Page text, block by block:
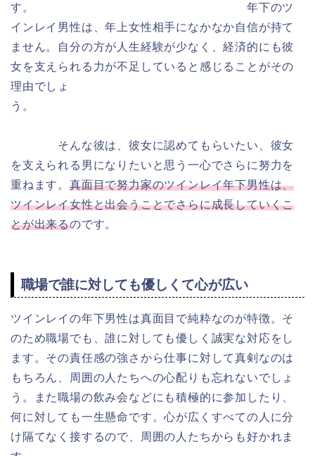
す。 年下のツ
インレイ男性は、年上女性相手に なかなか自信が持て
ません。自分の方が人生経験が少なく、経済的にも彼
女を支えられる力が不足していると感じることがその
理由でしょ
う。
そんな彼は、彼女に認めてもらいたい、彼女
を支えられる男になりたいと思う一心でさらに努力を
重ねます。 真面目で努力家のツインレイ年下男性は、
ツインレイ女性と出会うことでさらに成長していくこ
とが出来るのです。
職場で誰に対しても優しくて心が広い
ツインレイの年下男性は真面目で純粋なのが特徴。そ
のため職場でも、誰に対しても優しく誠実な対応をし
ます。その責任感の強さから仕事に対して真剣なのは
もちろん、周囲の人たちへの心配りも忘れないでしょ
う。また職場の飲み会などにも積極的に参加したり、
何に対しても一生懸命です。心が広くすべての人に分
け隔てなく接するので、周囲の人たちからも好かれま